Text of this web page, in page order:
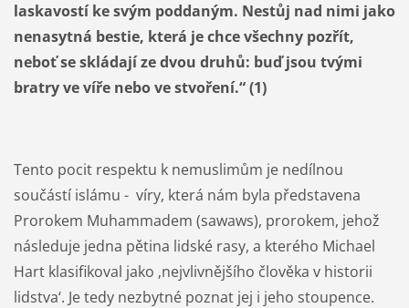
laskavostí ke svým poddaným. Nestůj nad nimi jako
nenasytná bestie, která je chce všechny pozřít,
neboť se skládají ze dvou druhů: buď jsou tvými
bratry ve víře nebo ve stvoření.“ (1)
Tento pocit respektu k nemuslimům je nedílnou
součástí islámu - víry, která nám byla představena
Prorokem Muhammadem (sawaws), prorokem, jehož
následuje jedna pětina lidské rasy, a kterého Michael
Hart klasifikoval jako ‚nejvlivnějšího člověka v historii
lidstva‘. Je tedy nezbytné poznat jej i jeho stoupence.